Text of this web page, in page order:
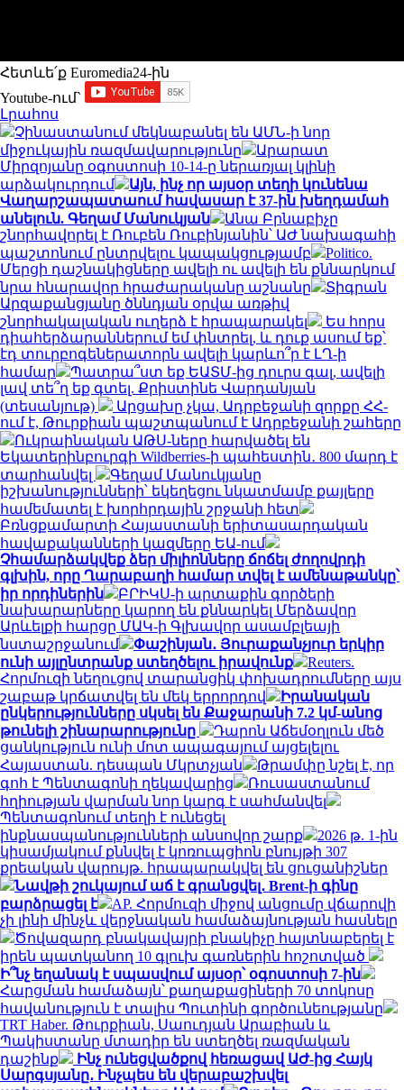
Հետևե՛ք Euromedia24-ին
Youtube-ում`
Լրահոս
Չինաստանում մեկնաբանել են ԱՄՆ-ի նոր
միջուկային ռազմավարությունը
Արարատ
Միրզոյանը օգոստոսի 10-14-ը ներառյալ կլինի
արձակուրդում
Այն, ինչ որ այսօր տեղի կունենա
Վաղարշապատաում հավասար է 37-ին խեղդամահ
անելուն. Գեղամ Մանուկյան
Անա Բրնաբիչը
շնորհավորել է Ռուբեն Ռուբինյանին՝ ԱԺ նախագահի
պաշտոնում ընտրվելու կապակցությամբ
Politico.
Մերցի դաշնակիցները ավելի ու ավելի են քննարկում
նրա հնարավոր հրաժարականը աշնանը
Տիգրան
Արզաքանցյանը ծննդյան օրվա առթիվ
շնորհակալական ուղերձ է հրապարակել
Ես հորս
դիահերձարաններում եմ փնտրել, և դուք ասում եք՝
էդ տուրբոգեներատորն ավելի կարևո՞ր է ԼՂ-ի
համար
Պատրա՞ստ եք ԵԱՏՄ-ից դուրս գալ, ավելի
լավ տե՞ղ եք գտել. Քրիստինե Վարդանյան
(տեսանյութ)
Արցախը չկա, Ադրբեջանի զորքը ՀՀ-
ում է, Թուրքիան պաշտպանում է Ադրբեջանի շահերը
Ուկրաինական ԱԹՍ-ները հարվածել են
Եկատերինբուրգի Wildberries-ի պահեստին․ 800 մարդ է
տարհանվել
Գեղամ Մանուկյանը
իշխանությունների՝ եկեղեցու նկատմամբ քայլերը
համեմատել է խորհրդային շրջանի հետ
Բռնցքամարտի Հայաստանի երիտասարդական
հավաքականների կազմերը ԵԱ-ում
Չհամարձակվեք ձեր միլիոնները ճոճել ժողովրդի
գլխին, որը Ղարաբաղի համար տվել է ամենաթանկը՝
իր որդիներին
ԲՐԻԿՍ-ի արտաքին գործերի
նախարարները կարող են քննարկել Մերձավոր
Արևելքի հարցը ՄԱԿ-ի Գլխավոր ասամբլեայի
նստաշրջանում
Փաշինյան․ Յուրաքանչյուր երկիր
ունի այլընտրանք ստեղծելու իրավունք
Reuters.
Հորմուզի նեղուցով տարանցիկ փոխադրումները այս
շաբաթ կրճատվել են մեկ երրորդով
Իրանական
ընկերությունները սկսել են Քաջարանի 7.2 կմ-անոց
թունելի շինարարությունը
Դարոն Աճեմօղլուն մեծ
ցանկություն ունի մոտ ապագայում այցելելու
Հայաստան. դեսպան Մկրտչյան
Թրամփը նշել է, որ
գոհ է Պենտագոնի ղեկավարից
Ռուսաստանում
հղիության վարման նոր կարգ է սահմանվել
Պենտագոնում տեղի է ունեցել
ինքնասպանությունների անսովոր շարք
2026 թ. 1-ին
կիսամյակում քննվել է կոռուպցիոն բնույթի 307
քրեական վարույթ. հրապարակվել են ցուցանիշներ
Նավթի շուկայում աճ է գրանցվել․ Brent-ի գինը
բարձրացել է
AP. Հորմուզի միջով անցումը վճարովի
չի լինի մինչև վերջնական համաձայնության հասնելը
Ծովազարդ բնակավայրի բնակիչը հայտնաբերել է
իրեն պատկանող 10 գլուխ գառներին հոշոտված
Ի՞նչ եղանակ է սպասվում այսօր՝ օգոստոսի 7-ին
Հարցման համաձայն՝ քաղաքացիների 70 տոկոսը
հավանություն է տալիս Պուտինի գործունեությանը
TRT Haber. Թուրքիան, Սաուդյան Արաբիան և
Պակիստանը մտադիր են ստեղծել ռազմական
դաշինք
Ինչ ունեցվածքով հեռացավ ԱԺ-ից Հայկ
Սարգսյանը․ Ինչպես են վերաբաշխվել